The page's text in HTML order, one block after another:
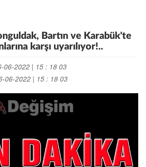
Bartın ve Karabük'te
karşı uyarılıyor!..
06-2022 | 15 : 18 03
06-2022 | 15 : 18 03